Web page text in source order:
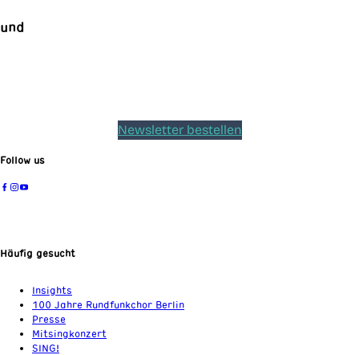
und
Newsletter bestellen
Follow us
Häufig gesucht
Insights
100 Jahre Rundfunkchor Berlin
Presse
Mitsingkonzert
SING!